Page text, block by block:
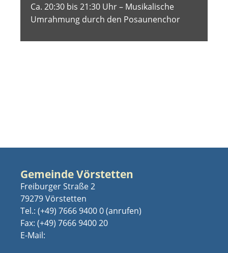
Ca. 20:30 bis 21:30 Uhr – Musikalische
Umrahmung durch den Posaunenchor
Gemeinde Vörstetten
Freiburger Straße 2
79279 Vörstetten
Tel.: (+49) 7666 9400 0
Fax: (+49) 7666 9400 20
E-Mail: